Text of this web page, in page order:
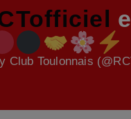
Club Toulonnais